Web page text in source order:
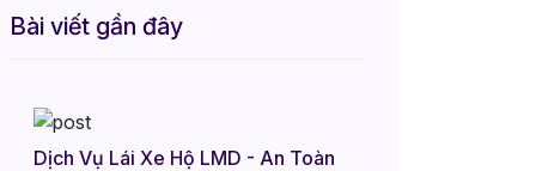
Bài viết gần đây
Dịch Vụ Lái Xe Hộ LMD - An Toàn